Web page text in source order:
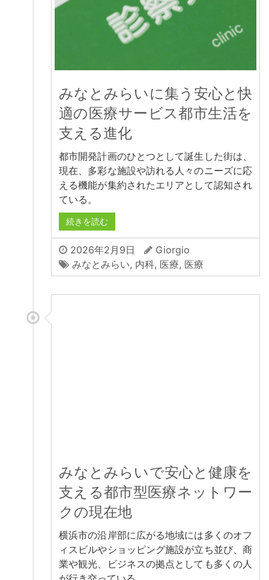
みなとみらいに集う安心と快
適の医療サービス都市生活を
支える進化
都市開発計画のひとつとして誕生した街は、
現在、多彩な施設や訪れる人々のニーズに応
える機能が集約されたエリアとして認知され
ている。
続きを読む
2026年2月9日
Giorgio
みなとみらい, 内科, 医療, 医療
みなとみらいで安心と健康を
支える都市型医療ネットワー
クの現在地
横浜市の沿岸部に広がる地域には多くのオフ
ィスビルやショッピング施設が立ち並び、商
業や観光、ビジネスの拠点としても多くの人